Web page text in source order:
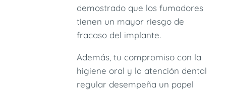
demostrado que los fumadores
tienen un mayor riesgo de
fracaso del implante.
Además, tu compromiso con la
higiene oral y la atención dental
regular desempeña un papel